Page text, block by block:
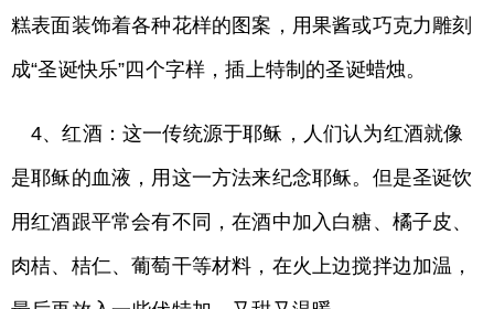
糕表面装饰着各种花样的图案，用果酱或巧克力雕刻
成“圣诞快乐”四个字样，插上特制的圣诞蜡烛。
4、红酒：这一传统源于耶稣，人们认为红酒就像
是耶稣的血液，用这一方法来纪念耶稣。但是圣诞饮
用红酒跟平常会有不同，在酒中加入白糖、橘子皮、
肉桔、桔仁、葡萄干等材料，在火上边搅拌边加温，